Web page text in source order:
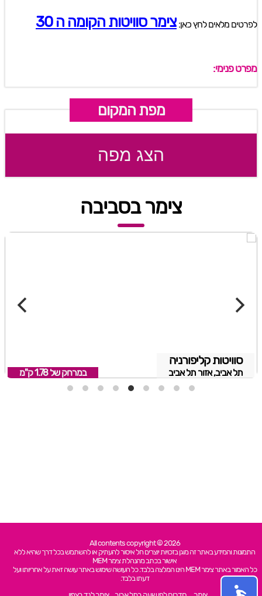
לפרטים מלאים לחץ כאן:צימר סוויטות הקומה ה 30
מפרט פנימי:
מפת המקום
הצג מפה
צימר בסביבה
סוויטות קליפורניה
תל אביב, אזור תל אביב במרחק של 1.78 ק"מ
All contents copyright © 2026
התמונות והמידע באתר זה מוגן בזכויות יוצרים חל איסור להעתיק או להשתמש בכל דרך שהיא ללא
אישור בכתב מהנהלת צימר MEM
כל האמור באתר צימר MEM הינו המלצה בלבד. כל העושה שימוש באתר עושה זאת על אחריותו ועל
דעתו בלבד.